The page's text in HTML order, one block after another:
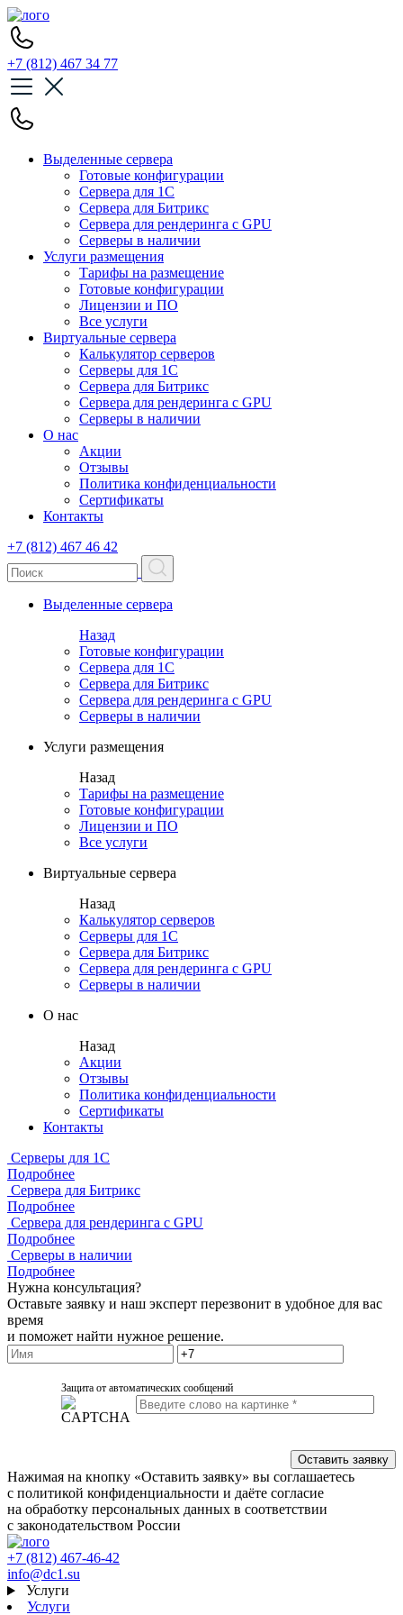
+7 (812) 467 34 77
Выделенные сервера
Готовые конфигурации
Сервера для 1С
Сервера для Битрикс
Сервера для рендеринга с GPU
Серверы в наличии
Услуги размещения
Тарифы на размещение
Готовые конфигурации
Лицензии и ПО
Все услуги
Виртуальные сервера
Калькулятор серверов
Серверы для 1С
Сервера для Битрикс
Сервера для рендеринга с GPU
Серверы в наличии
О нас
Акции
Отзывы
Политика конфиденциальности
Сертификаты
Контакты
+7 (812) 467 46 42
Выделенные сервера
Назад
Готовые конфигурации
Сервера для 1С
Сервера для Битрикс
Сервера для рендеринга с GPU
Серверы в наличии
Услуги размещения
Назад
Тарифы на размещение
Готовые конфигурации
Лицензии и ПО
Все услуги
Виртуальные сервера
Назад
Калькулятор серверов
Серверы для 1С
Сервера для Битрикс
Сервера для рендеринга с GPU
Серверы в наличии
О нас
Назад
Акции
Отзывы
Политика конфиденциальности
Сертификаты
Контакты
Серверы для 1С
Подробнее
Сервера для Битрикс
Подробнее
Сервера для рендеринга с GPU
Подробнее
Серверы в наличии
Подробнее
Нужна консультация?
Оставьте заявку и наш эксперт перезвонит в удобное для вас
время
и поможет найти нужное решение.
Защита от автоматических сообщений
Нажимая на кнопку «Оставить заявку» вы соглашаетесь
с политикой конфиденциальности и даёте согласие
на обработку персональных данных в соответствии
с законодательством России
+7 (812) 467-46-42
info@dc1.su
Услуги
Услуги